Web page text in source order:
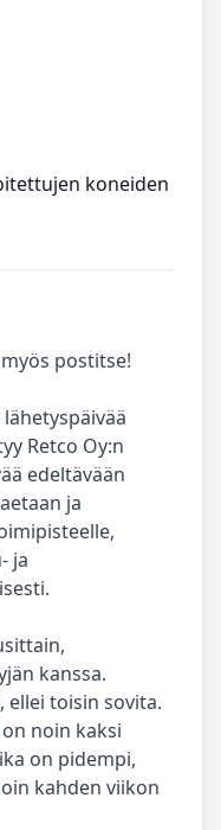
koneiden
postitse!
Retco Oy:n
edeltävään
ja
ja
kanssa.
ellei toisin sovita.
noin kaksi
on pidempi,
kahden viikon